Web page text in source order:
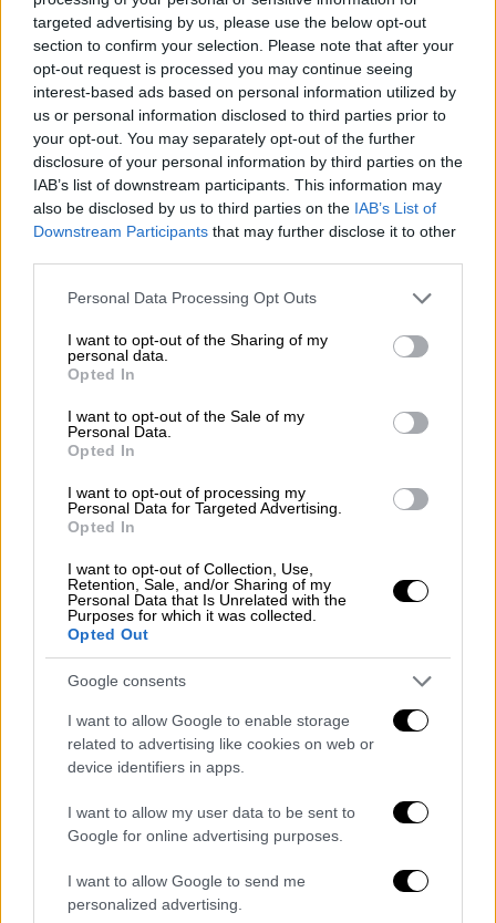
targeted advertising by us, please use the below opt-out
section to confirm your selection. Please note that after your
opt-out request is processed you may continue seeing
interest-based ads based on personal information utilized by
us or personal information disclosed to third parties prior to
your opt-out. You may separately opt-out of the further
disclosure of your personal information by third parties on the
IAB’s list of downstream participants. This information may
also be disclosed by us to third parties on the IAB’s List of
Downstream Participants that may further disclose it to other
Please note that this website/app uses one or more Google
not limited to your visit or usage behaviour. You may click to
grant or deny consent to Google and its third-party tags to
use your data for below specified purposes in below Google
consent section.
Personal Data Processing Opt Outs
I want to opt-out of the Sharing of my
personal data.
Opted In
I want to opt-out of the Sale of my
Personal Data.
Opted In
I want to opt-out of processing my
Personal Data for Targeted Advertising.
Opted In
I want to opt-out of Collection, Use,
Retention, Sale, and/or Sharing of my
Personal Data that Is Unrelated with the
Purposes for which it was collected.
Opted Out
Google consents
I want to allow Google to enable storage
related to advertising like cookies on web or
device identifiers in apps.
I want to allow my user data to be sent to
Google for online advertising purposes.
I want to allow Google to send me
personalized advertising.
ΔΙΑΒΑΣΤΕ ΕΠΙΣΗΣ
Ελλάδα|18.03.2026 10:59
Μυστήριο με 24χρονη που βρέθηκε
σοβαρά τραυματισμένη σε πυλωτή
πολυκατοικίας στη Βέροια
Ελλάδα|18.03.2026 22:44
Σε κρίσιμη κατάσταση η 24χρονη στη
Βέροια που βρέθηκε βαριά
τραυματισμένη σε πιλοτή
πολυκατοικίας
Όπως αναφέρει η ΕΡΤ,
ο τραυματισμόςτης 24χρονης, καθώςδεν
έχει εμφανισθεί μέχρι τώρα στις Αρχές
της υπόθεσης.
Η αστυνομίασυλλέγει στοιχεία, αναζητά
βιντεοληπτικό υλικόαπό την περιοχή, ενώ
κατά πάσα πιθανότητα
ενδεχόμενο της ληστείας, καθώς η γυναίκα
είχε μαζί της το κινητό της τηλέφωνο και το
πορτοφόλι της.
αδελφή τηςμέσα από τα κοινωνικά δίκτυα
κάνει έκκληση όποιος γνωρίζει κάτι
απευθυνθεί στις Αρχές.